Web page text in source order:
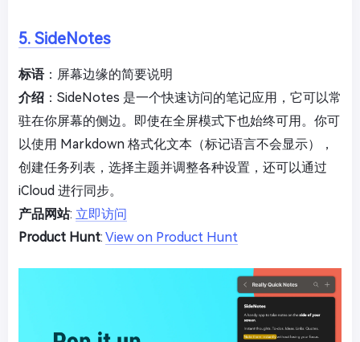
5. SideNotes
标语：屏幕边缘的简要说明
介绍 ：SideNotes 是一个快速访问的笔记应用，它可以常
驻在你屏幕的侧边。即使在全屏模式下也始终可用。你可
以使用 Markdown 格式化文本（标记语言不会显示），
创建任务列表，选择主题并调整各种设置，还可以通过
iCloud 进行同步。
产品网站: 立即访问
Product Hunt: View on Product Hunt